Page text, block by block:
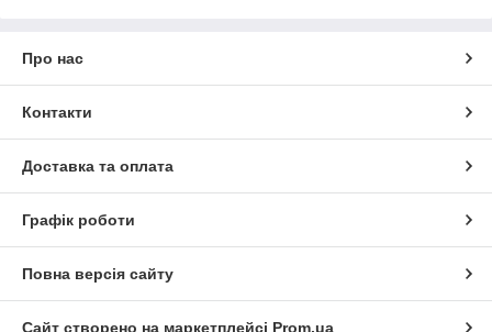
Про нас
Контакти
Доставка та оплата
Графік роботи
Повна версія сайту
Сайт створено на маркетплейсі Prom.ua